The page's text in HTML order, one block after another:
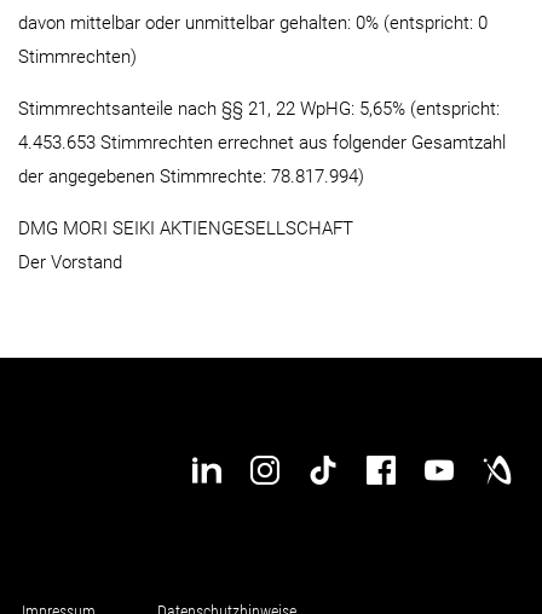
davon mittelbar oder unmittelbar gehalten: 0% (entspricht: 0
Stimmrechten)
Stimmrechtsanteile nach §§ 21, 22 WpHG: 5,65% (entspricht:
4.453.653 Stimmrechten errechnet aus folgender Gesamtzahl
der angegebenen Stimmrechte: 78.817.994)
DMG MORI SEIKI AKTIENGESELLSCHAFT
Der Vorstand